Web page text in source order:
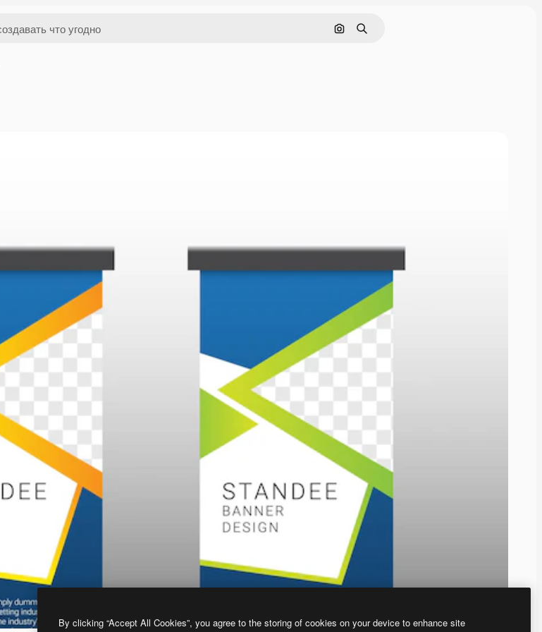
Поиск по изображению
Поиск
By clicking “Accept All Cookies”, you agree to the storing of cookies on your device to enhance site